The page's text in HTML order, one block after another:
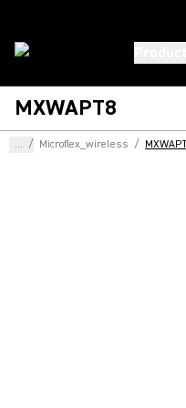
MXWAPT8
... / Microflex_wireless /